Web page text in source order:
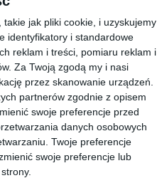
jak pliki cookie, i uzyskujemy
identyfikatory i standardowe
reklam i treści, pomiaru reklam i
Za Twoją zgodą my i nasi
przez skanowanie urządzeń.
partnerów zgodnie z opisem
swoje preferencje przed
danych osobowych
Twoje preferencje
swoje preferencje lub